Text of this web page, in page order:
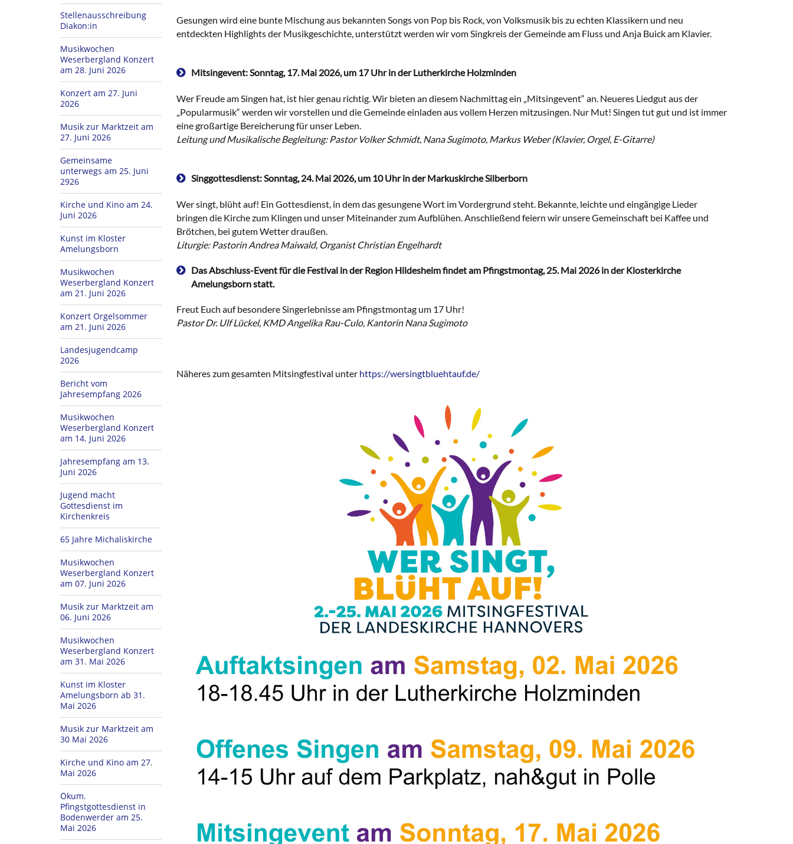
Stellenausschreibung
Diakon:in
Musikwochen
Weserbergland Konzert
am 28. Juni 2026
Konzert am 27. Juni
2026
Musik zur Marktzeit am
27. Juni 2026
Gemeinsame
unterwegs am 25. Juni
2926
Kirche und Kino am 24.
Juni 2026
Kunst im Kloster
Amelungsborn
Musikwochen
Weserbergland Konzert
am 21. Juni 2026
Konzert Orgelsommer
am 21. Juni 2026
Landesjugendcamp
2026
Bericht vom
Jahresempfang 2026
Musikwochen
Weserbergland Konzert
am 14. Juni 2026
Jahresempfang am 13.
Juni 2026
Jugend macht
Gottesdienst im
Kirchenkreis
65 Jahre Michaliskirche
Musikwochen
Weserbergland Konzert
am 07. Juni 2026
Musik zur Marktzeit am
06. Juni 2026
Musikwochen
Weserbergland Konzert
am 31. Mai 2026
Kunst im Kloster
Amelungsborn ab 31.
Mai 2026
Musik zur Marktzeit am
30 Mai 2026
Kirche und Kino am 27.
Mai 2026
Ökum.
Pfingstgottesdienst in
Bodenwerder am 25.
Mai 2026
Gesungen wird eine bunte Mischung aus bekannten Songs von Pop bis Rock, von Volksmusik bis zu echten Klassikern und neu
entdeckten Highlights der Musikgeschichte, unterstützt werden wir vom Singkreis der Gemeinde am Fluss und Anja Buick am Klavier.
Mitsingevent: Sonntag, 17. Mai 2026, um 17 Uhr in der Lutherkirche Holzminden
Wer Freude am Singen hat, ist hier genau richtig. Wir bieten an diesem Nachmittag ein „Mitsingevent“ an. Neueres Liedgut aus der
„Popularmusik“ werden wir vorstellen und die Gemeinde einladen aus vollem Herzen mitzusingen. Nur Mut! Singen tut gut und ist immer
eine großartige Bereicherung für unser Leben.
Leitung und Musikalische Begleitung: Pastor Volker Schmidt, Nana Sugimoto, Markus Weber (Klavier, Orgel, E-Gitarre)
Singgottesdienst: Sonntag, 24. Mai 2026, um 10 Uhr in der Markuskirche Silberborn
Wer singt, blüht auf! Ein Gottesdienst, in dem das gesungene Wort im Vordergrund steht. Bekannte, leichte und eingängige Lieder
bringen die Kirche zum Klingen und unser Miteinander zum Aufblühen. Anschließend feiern wir unsere Gemeinschaft bei Kaffee und
Brötchen, bei gutem Wetter draußen.
Liturgie: Pastorin Andrea Maiwald, Organist Christian Engelhardt
Das Abschluss-Event für die Festival in der Region Hildesheim findet am Pfingstmontag, 25. Mai 2026 in der Klosterkirche
Amelungsborn statt.
Freut Euch auf besondere Singerlebnisse am Pfingstmontag um 17 Uhr!
Pastor Dr. Ulf Lückel, KMD Angelika Rau-Culo, Kantorin Nana Sugimoto
Näheres zum gesamten Mitsingfestival unter https://wersingtbluehtauf.de/